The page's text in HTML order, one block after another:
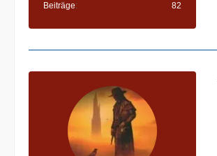
Beiträge 82